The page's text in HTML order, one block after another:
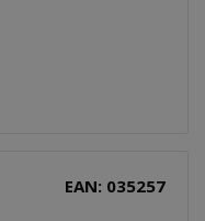
EAN: 035257